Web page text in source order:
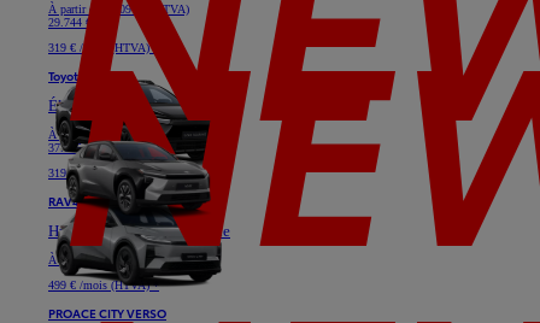
À partir de
28.091 € (HTVA)
29.744 €
319 € /mois (HTVA) *
Toyota bZ4X
Électrique
À partir de
33.719 € (HTVA)
37.025 €
319 € /mois (HTVA) *
RAV4
Hybride ou Plug-in Hybride
À partir de40.628 € (HTVA)
499 € /mois (HTVA) *
PROACE CITY VERSO